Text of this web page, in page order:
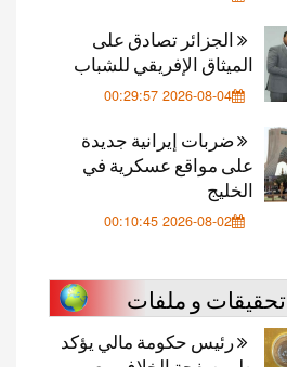
الجزائر تصادق على
الميثاق الإفريقي للشباب
2026-08-04 00:29:57
ضربات إيرانية جديدة
على مواقع عسكرية في
الخليج
2026-08-02 00:10:45
تحقيقات و ملفات
رئيس حكومة مالي يؤكد